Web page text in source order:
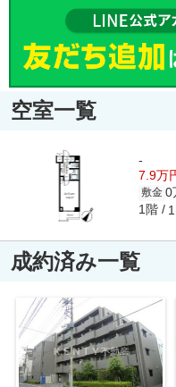
空室一覧
-
7.9万
敷金 0
1階
成約済み一覧